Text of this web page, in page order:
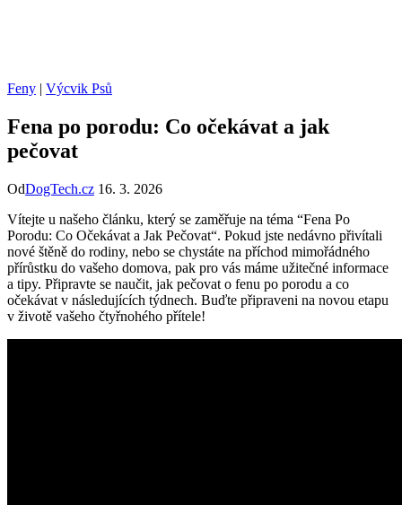
Feny | Výcvik Psů
Fena po porodu: Co očekávat a jak
pečovat
OdDogTech.cz 16. 3. 2026
Vítejte u našeho článku,‍ který⁢ se zaměřuje na téma ⁤“Fena Po
Porodu: Co Očekávat a Jak Pečovat“. Pokud ​jste nedávno přivítali
nové štěně do rodiny, nebo se ‍chystáte‌ na příchod mimořádného
‌přírůstku do ⁤vašeho domova, pak pro ​vás máme užitečné informace
a tipy. Připravte se naučit, jak pečovat⁢ o fenu ⁣po porodu a co
očekávat ⁤v následujících‍ týdnech. Buďte připraveni na novou etapu
v ‌životě vašeho čtyřnohého přítele!